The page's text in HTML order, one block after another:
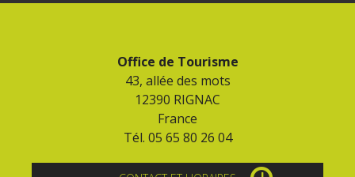
Office de Tourisme
43, allée des mots
12390 RIGNAC
France
Tél. 05 65 80 26 04